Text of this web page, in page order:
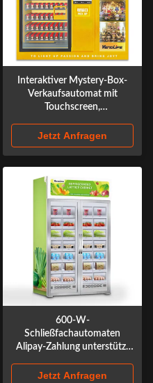
Interaktiver Mystery-Box-
Verkaufsautomat mit
Touchscreen,
anpassbarer Vitrine für
Einzelhandelsbetreiber
Jetzt Anfragen
600-W-
Schließfachautomaten
Alipay-Zahlung unterstützt
Jetzt Anfragen